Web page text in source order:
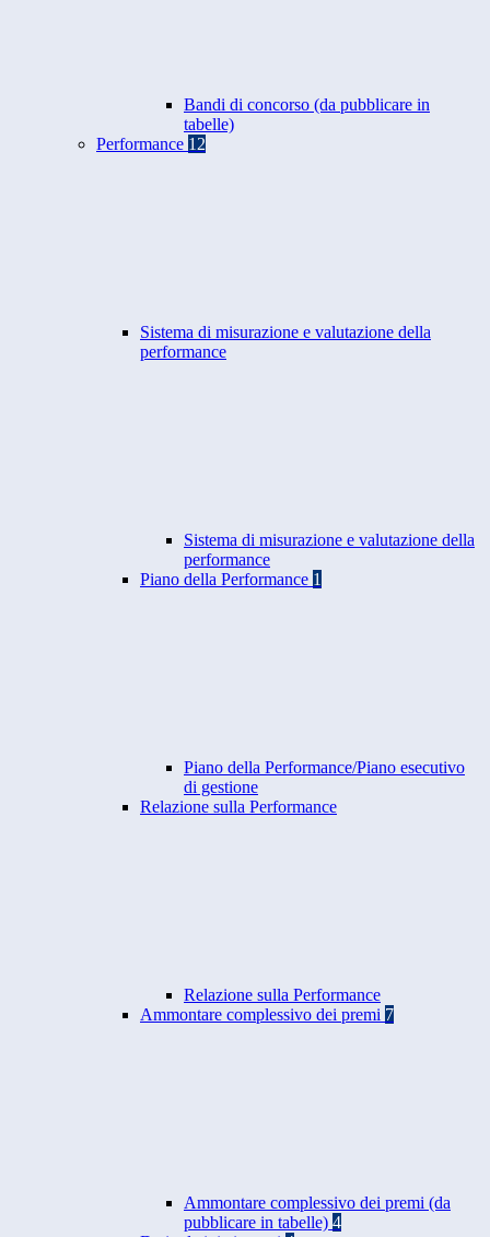
Bandi di concorso (da pubblicare in
tabelle)
Performance 12
Sistema di misurazione e valutazione della
performance
Sistema di misurazione e valutazione della
performance
Piano della Performance 1
Piano della Performance/Piano esecutivo
di gestione
Relazione sulla Performance
Relazione sulla Performance
Ammontare complessivo dei premi 7
Ammontare complessivo dei premi (da
pubblicare in tabelle) 4